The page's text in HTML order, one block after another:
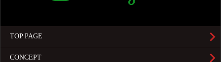
TOP PAGE
CONCEPT